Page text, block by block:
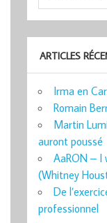
ARTICLES
Irma en
Romain
Martin
auront poussé
AaRON – I
(Whitney
De
professionnel